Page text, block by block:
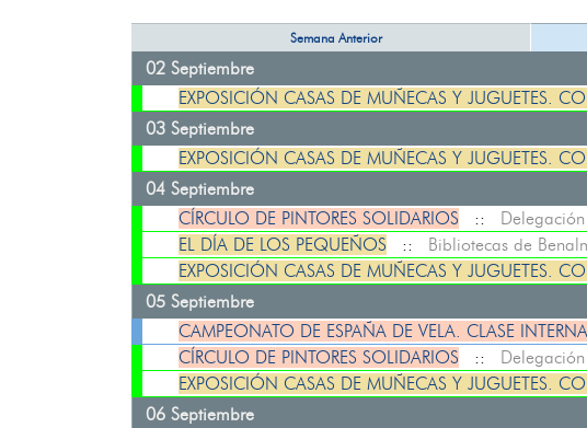
Semana Anterior
02 Septiembre
EXPOSICIÓN CASAS DE MUÑECAS Y JUGUETES.
03 Septiembre
EXPOSICIÓN CASAS DE MUÑECAS Y JUGUETES.
04 Septiembre
CÍRCULO DE PINTORES SOLIDARIOS ::
EL DÍA DE LOS PEQUEÑOS :: Bibliotecas de
EXPOSICIÓN CASAS DE MUÑECAS Y JUGUETES.
05 Septiembre
CAMPEONATO DE ESPAÑA DE VELA. CLASE
CÍRCULO DE PINTORES SOLIDARIOS ::
EXPOSICIÓN CASAS DE MUÑECAS Y JUGUETES.
06 Septiembre